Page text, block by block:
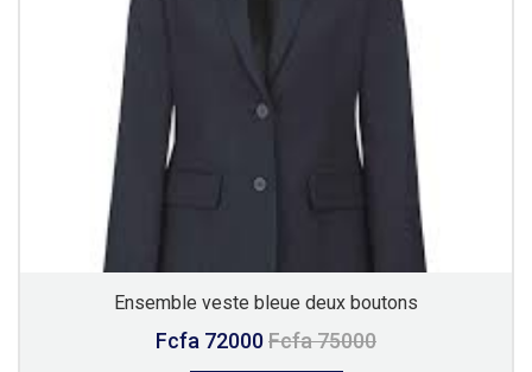
Ensemble veste bleue deux boutons
Fcfa 72000Fcfa 75000